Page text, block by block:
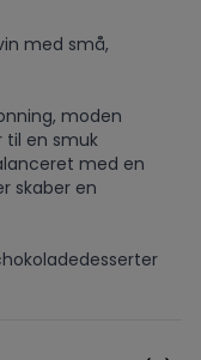
med små,
moden
til en smuk
med en
skaber en